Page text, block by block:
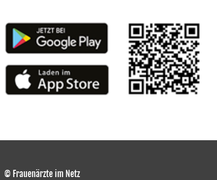
© Frauenärzte im Netz